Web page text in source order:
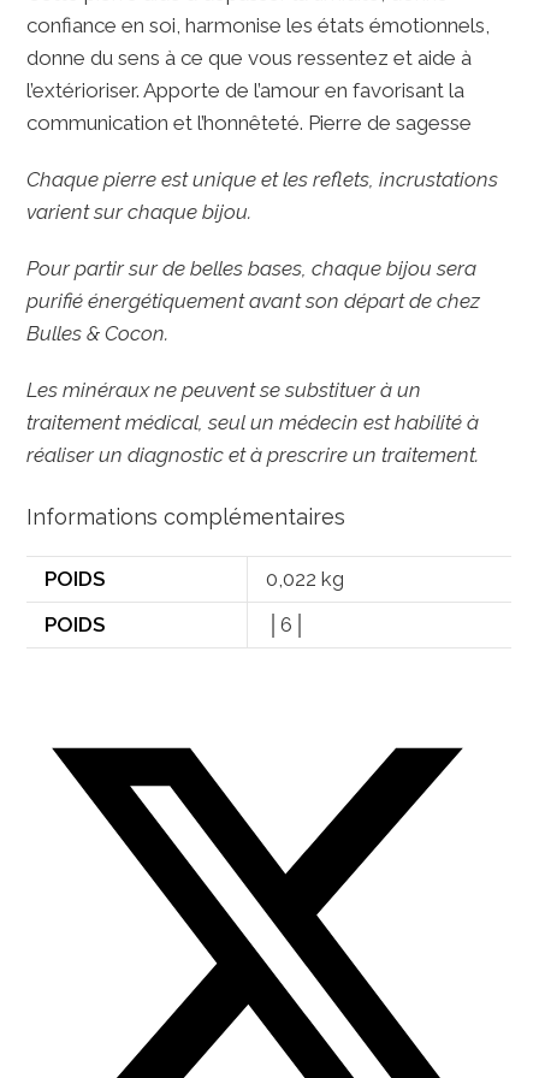
confiance en soi, harmonise les états émotionnels,
donne du sens à ce que vous ressentez et aide à
l’extérioriser. Apporte de l’amour en favorisant la
communication et l’honnêteté. Pierre de sagesse
Chaque pierre est unique et les reflets, incrustations
varient sur chaque bijou.
Pour partir sur de belles bases, chaque bijou sera
purifié énergétiquement avant son départ de chez
Bulles & Cocon.
Les minéraux ne peuvent se substituer à un
traitement médical, seul un médecin est habilité à
réaliser un diagnostic et à prescrire un traitement.
Informations complémentaires
POIDS
0,022 kg
POIDS
│6│